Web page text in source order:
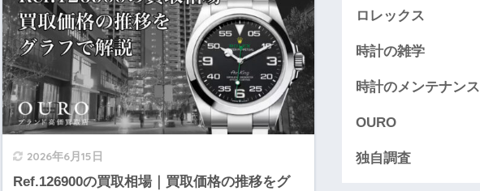
2026年6月15日
Ref.126900の買取相場｜買取価格の推移をグ
ロレックス
時計の雑学
時計のメンテナンス
OURO
独自調査